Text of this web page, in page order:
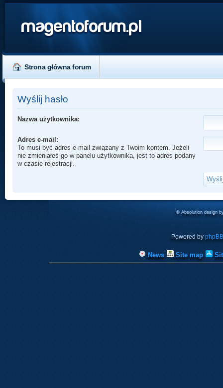
magentoforum.pl
Strona główna forum
Wyślij hasło
Nazwa użytkownika:
Adres e-mail:
To musi być adres e-mail związany z Twoim kontem. Jeżeli
nie zmieniałeś go w panelu użytkownika, jest to adres podany
w czasie rejestracji.
© Absolution design
Powered by phpBB
News Site map